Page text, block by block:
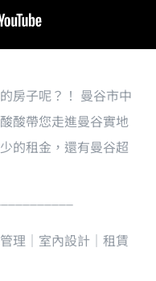
房子呢？！ 曼谷市中
酸帶您走進曼谷實地
的租金，還有曼谷超
理｜室內設計｜租賃